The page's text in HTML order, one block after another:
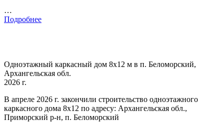
…
Подробнее
Одноэтажный каркасный дом 8х12 м в п. Беломорский,
Архангельская обл.
2026 г.
В апреле 2026 г. закончили строительство одноэтажного
каркасного дома 8х12 по адресу: Архангельская обл.,
Приморский р-н, п. Беломорский